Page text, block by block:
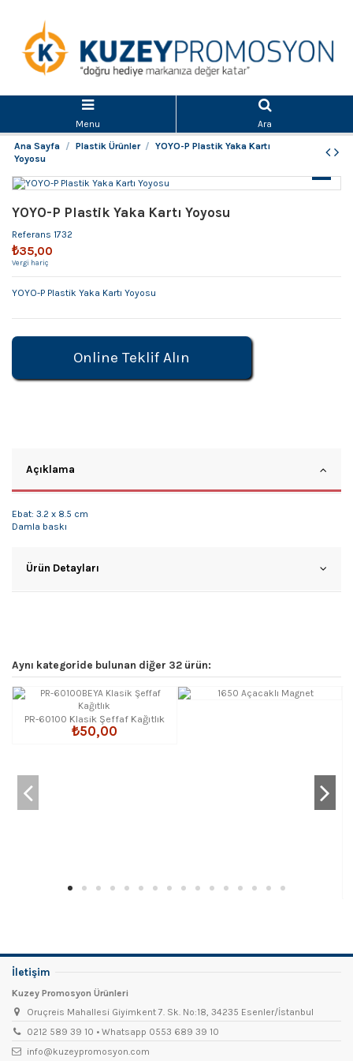
Menu
Ara
Ana Sayfa
Plastik Ürünler
YOYO-P Plastik Yaka Kartı
Yoyosu
YOYO-P Plastik Yaka Kartı Yoyosu
Referans 1732
₺35,00
Vergi hariç
YOYO-P Plastik Yaka Kartı Yoyosu
Online Teklif Alın
Açıklama
Ebat: 3.2 x 8.5 cm
Damla baskı
Ürün Detayları
Aynı kategoride bulunan diğer 32 ürün:
PR-60100 Klasik Şeffaf Kağıtlık
₺50,00
İletişim
Kuzey Promosyon Ürünleri
Oruçreis Mahallesi Giyimkent 7. Sk. No:18, 34235 Esenler/İstanbul
0212 589 39 10 • Whatsapp 0553 689 39 10
info@kuzeypromosyon.com